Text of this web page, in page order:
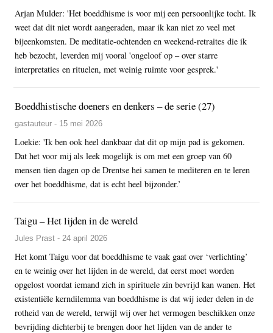
Arjan Mulder: 'Het boeddhisme is voor mij een persoonlijke tocht. Ik
weet dat dit niet wordt aangeraden, maar ik kan niet zo veel met
bijeenkomsten. De meditatie-ochtenden en weekend-retraites die ik
heb bezocht, leverden mij vooral 'ongeloof op – over starre
interpretaties en rituelen, met weinig ruimte voor gesprek.'
Boeddhistische doeners en denkers – de serie (27)
gastauteur - 15 mei 2026
Loekie: 'Ik ben ook heel dankbaar dat dit op mijn pad is gekomen.
Dat het voor mij als leek mogelijk is om met een groep van 60
mensen tien dagen op de Drentse hei samen te mediteren en te leren
over het boeddhisme, dat is echt heel bijzonder.’
Taigu – Het lijden in de wereld
Jules Prast - 24 april 2026
Het komt Taigu voor dat boeddhisme te vaak gaat over ‘verlichting’
en te weinig over het lijden in de wereld, dat eerst moet worden
opgelost voordat iemand zich in spirituele zin bevrijd kan wanen. Het
existentiële kerndilemma van boeddhisme is dat wij ieder delen in de
rotheid van de wereld, terwijl wij over het vermogen beschikken onze
bevrijding dichterbij te brengen door het lijden van de ander te